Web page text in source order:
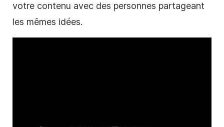
votre contenu avec des personnes partageant
les mêmes idées.